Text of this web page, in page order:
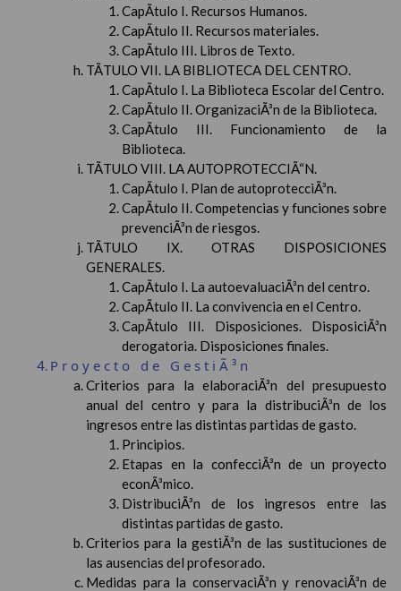
CapÃ­tulo I. Recursos Humanos.
CapÃ­tulo II. Recursos materiales.
CapÃ­tulo III. Libros de Texto.
TÃTULO VII. LA BIBLIOTECA DEL CENTRO.
CapÃ­tulo I. La Biblioteca Escolar del Centro.
CapÃ­tulo II. OrganizaciÃ³n de la Biblioteca.
CapÃ­tulo III. Funcionamiento de la
Biblioteca.
TÃTULO VIII. LA AUTOPROTECCIÃ“N.
CapÃ­tulo I. Plan de autoprotecciÃ³n.
CapÃ­tulo II. Competencias y funciones sobre
prevenciÃ³n de riesgos.
TÃTULO IX. OTRAS DISPOSICIONES
GENERALES.
CapÃ­tulo I. La autoevaluaciÃ³n del centro.
CapÃ­tulo II. La convivencia en el Centro.
CapÃ­tulo III. Disposiciones. DisposiciÃ³n
derogatoria. Disposiciones finales.
Proyecto de GestiÃ³n
Criterios para la elaboraciÃ³n del presupuesto
anual del centro y para la distribuciÃ³n de los
ingresos entre las distintas partidas de gasto.
Principios.
Etapas en la confecciÃ³n de un proyecto
econÃ³mico.
DistribuciÃ³n de los ingresos entre las
distintas partidas de gasto.
Criterios para la gestiÃ³n de las sustituciones de
las ausencias del profesorado.
Medidas para la conservaciÃ³n y renovaciÃ³n de